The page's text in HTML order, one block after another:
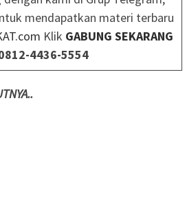
mendapatkan materi terbaru
Klik GABUNG SEKARANG
4436-5554